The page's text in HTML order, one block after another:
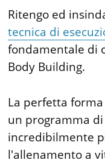
Ritengo ed
tecnica di
fondamentale di
Body Building.
La perfetta
un programma
incredibilmente
l'allenamento a